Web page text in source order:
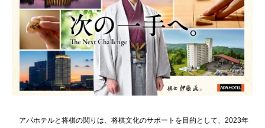
アパホテルと将棋の関りは、将棋文化のサポートを目的として、2023年